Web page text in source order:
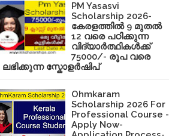
PM Yasasvi
Scholarship 2026-
കേരളത്തിൽ 9 മുതൽ
12 വരെ പഠിക്കുന്ന
വിദ്യാർത്ഥികൾക്ക്
75000/- രൂപ വരെ
ലഭിക്കുന്ന സ്കോളർഷിപ്
Ohmkaram
Scholarship 2026 For
Professional Course -
Apply Now-